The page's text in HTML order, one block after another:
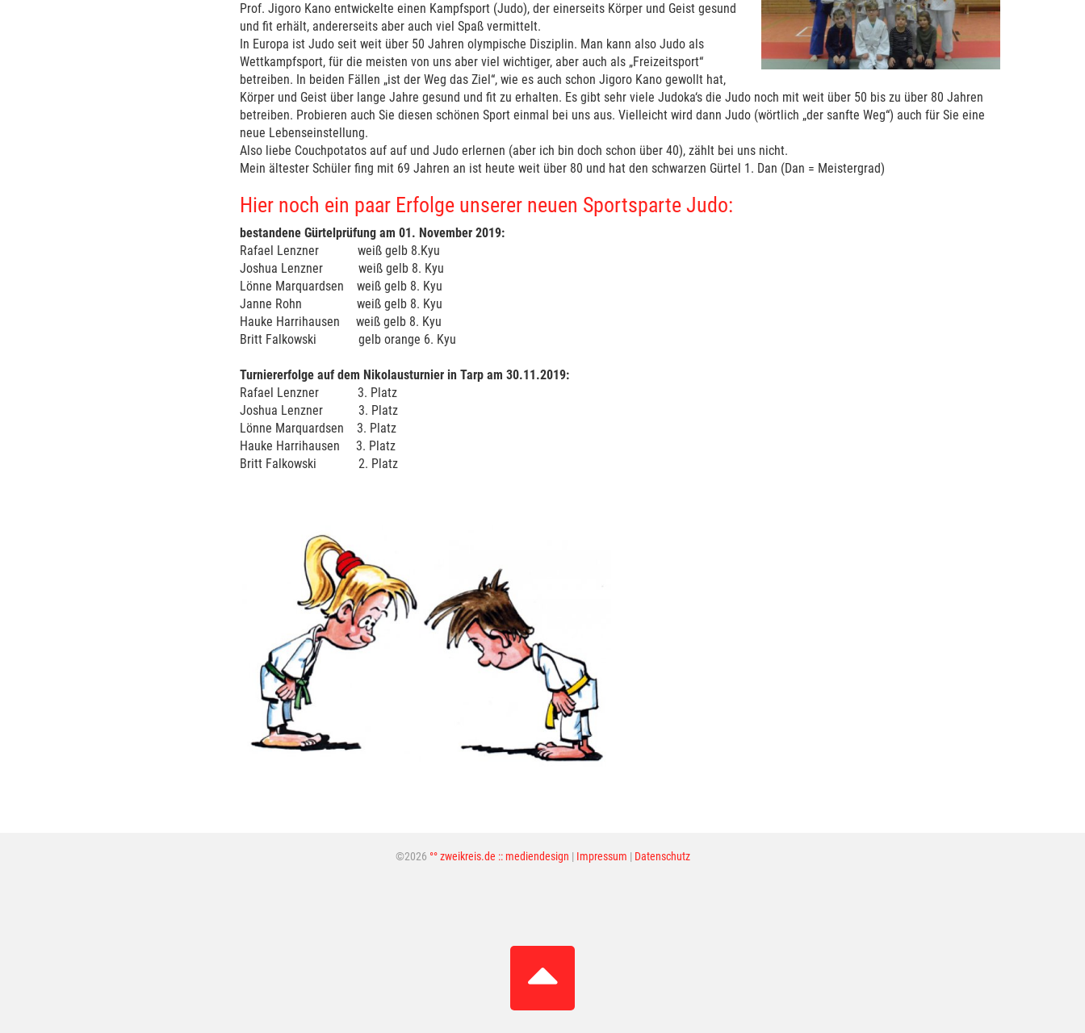
Prof. Jigoro Kano entwickelte einen Kampfsport (Judo), der einerseits Körper und Geist gesund
und fit erhält, andererseits aber auch viel Spaß vermittelt.
In Europa ist Judo seit weit über 50 Jahren olympische Disziplin. Man kann also Judo als
Wettkampfsport, für die meisten von uns aber viel wichtiger, aber auch als „Freizeitsport“
betreiben. In beiden Fällen „ist der Weg das Ziel“, wie es auch schon Jigoro Kano gewollt hat,
Körper und Geist über lange Jahre gesund und fit zu erhalten. Es gibt sehr viele Judoka‘s die Judo noch mit weit über 50 bis zu über 80 Jahren
betreiben. Probieren auch Sie diesen schönen Sport einmal bei uns aus. Vielleicht wird dann Judo (wörtlich „der sanfte Weg“) auch für Sie eine
neue Lebenseinstellung.
Also liebe Couchpotatos auf auf und Judo erlernen (aber ich bin doch schon über 40), zählt bei uns nicht.
Mein ältester Schüler fing mit 69 Jahren an ist heute weit über 80 und hat den schwarzen Gürtel 1. Dan (Dan = Meistergrad)
Hier noch ein paar Erfolge unserer neuen Sportsparte Judo:
bestandene Gürtelprüfung am 01. November 2019:
Rafael Lenzner weiß gelb 8.Kyu
Joshua Lenzner weiß gelb 8. Kyu
Lönne Marquardsen weiß gelb 8. Kyu
Janne Rohn weiß gelb 8. Kyu
Hauke Harrihausen weiß gelb 8. Kyu
Britt Falkowski gelb orange 6. Kyu
Turniererfolge auf dem Nikolausturnier in Tarp am 30.11.2019:
Rafael Lenzner 3. Platz
Joshua Lenzner 3. Platz
Lönne Marquardsen 3. Platz
Hauke Harrihausen 3. Platz
Britt Falkowski 2. Platz
©2026 °° zweikreis.de :: mediendesign | Impressum | Datenschutz